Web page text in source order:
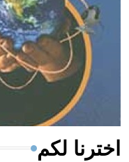
- هل تعلم أن المرجان
من مادة كربونات
أجود أنواعه، ويمتاز
اخترنا لكم